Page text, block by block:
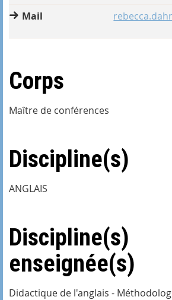
Mail
Corps
Maître de conférences
Discipline(s)
ANGLAIS
Discipline(s)
enseignée(s)
Didactique de l'anglais -